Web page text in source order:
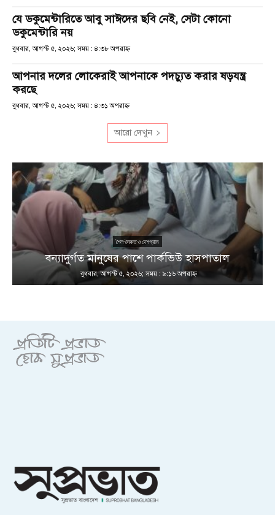
যে ডকুমেন্টারিতে আবু সাঈদের ছবি নেই, সেটা কোনো
ডকুমেন্টারি নয়
বুধবার, আগস্ট ৫, ২০২৬; সময় : ৪:৩৮ অপরাহ্ণ
আপনার দলের লোকেরাই আপনাকে পদচ্যুত করার ষড়যন্ত্র
করছে
বুধবার, আগস্ট ৫, ২০২৬; সময় : ৪:৩১ অপরাহ্ণ
আরো দেখুন
শৈল-সৈকত ও দেশগ্রাম
বন্যাদুর্গত মানুষের পাশে পার্কভিউ হাসপাতাল
বুধবার, আগস্ট ৫, ২০২৬; সময় : ৯:১৬ অপরাহ্ণ